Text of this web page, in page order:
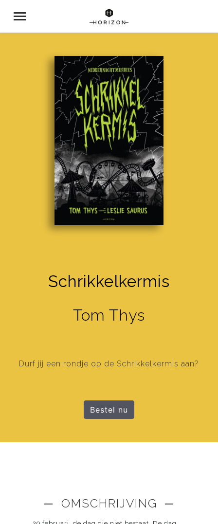
Schrikkelkermis
Tom Thys
Durf jij een rondje op de Schrikkelkermis aan?
Bestel nu
─ OMSCHRIJVING ─